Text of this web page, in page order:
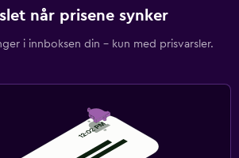
når prisene synker
i innboksen din – kun med prisvarsler.